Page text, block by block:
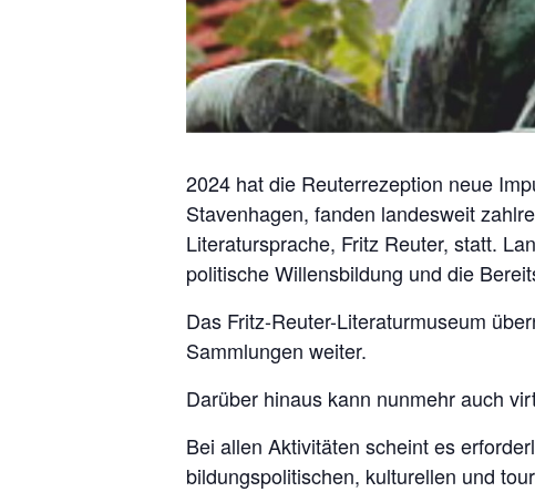
2024 hat die Reuterrezeption neue
Stavenhagen, fanden landesweit
Literatursprache, Fritz Reuter, statt.
politische Willensbildung und die
Das Fritz-Reuter-Literaturmuseum
Sammlungen weiter.
Darüber hinaus kann nunmehr auch
Bei allen Aktivitäten scheint es
bildungspolitischen, kulturellen und